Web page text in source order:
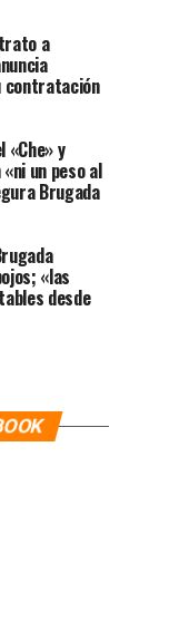
a
contratación
«Che» y
un peso al
Brugada
«las
desde